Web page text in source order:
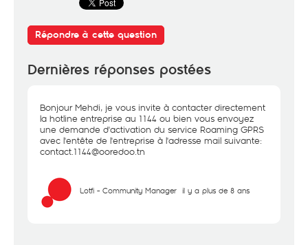
Répondre à cette question
Dernières réponses postées
Bonjour Mehdi, je vous invite à contacter directement
la hotline entreprise au 1144 ou bien vous envoyez
une demande d'activation du service Roaming GPRS
avec l'entête de l'entreprise à l'adresse mail suivante:
contact.1144@ooredoo.tn
Lotfi - Community Manager il y a plus de 8 ans